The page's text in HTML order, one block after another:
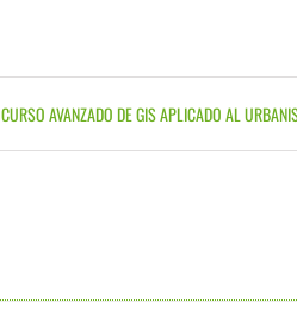
CURSO AVANZADO DE GIS APLICADO AL